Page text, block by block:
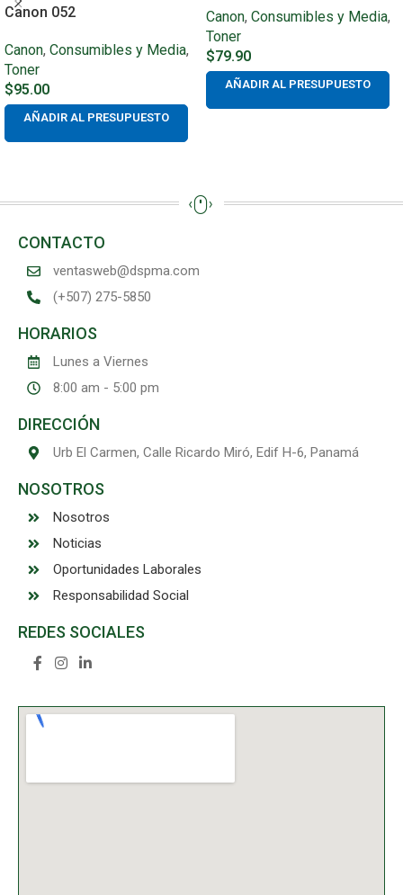
Canon 052
Canon, Consumibles y Media,
Toner
$95.00
AÑADIR AL PRESUPUESTO
Canon, Consumibles y Media,
Toner
$79.90
AÑADIR AL PRESUPUESTO
CONTACTO
ventasweb@dspma.com
(+507) 275-5850
HORARIOS
Lunes a Viernes
8:00 am - 5:00 pm
DIRECCIÓN
Urb El Carmen, Calle Ricardo Miró, Edif H-6, Panamá
NOSOTROS
Nosotros
Noticias
Oportunidades Laborales
Responsabilidad Social
REDES SOCIALES